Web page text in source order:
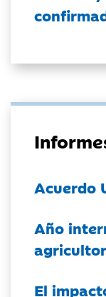
Acuerdo
Año
El